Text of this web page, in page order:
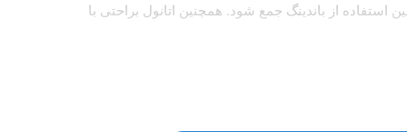
در حین استفاده از باندینگ جمع شود. همچنین اتانول براحتی با